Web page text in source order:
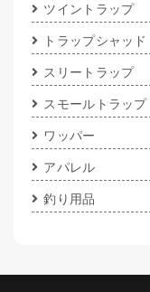
ツイントラップ
トラップシャッド
スリートラップ
スモールトラップ
ワッパー
アパレル
釣り用品